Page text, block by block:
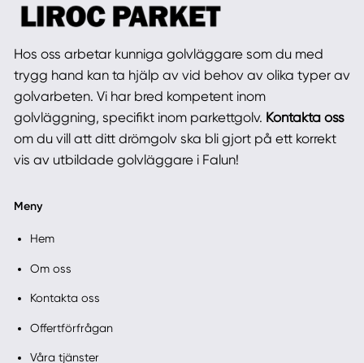
Hos oss arbetar kunniga golvläggare som du med
trygg hand kan ta hjälp av vid behov av olika typer av
golvarbeten. Vi har bred kompetent inom
golvläggning, specifikt inom parkettgolv. Kontakta oss
om du vill att ditt drömgolv ska bli gjort på ett korrekt
vis av utbildade golvläggare i Falun!
Meny
Hem
Om oss
Kontakta oss
Offertförfrågan
Våra tjänster